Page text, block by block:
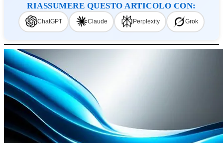
RIASSUMERE QUESTO ARTICOLO CON:
ChatGPT Claude Perplexity Grok